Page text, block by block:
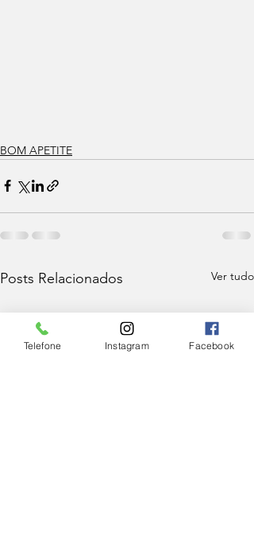
BOM APETITE
Posts Relacionados Ver tudo
Telefone Instagram Facebook